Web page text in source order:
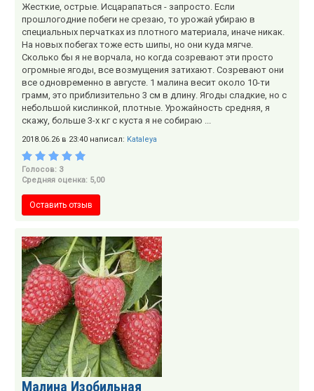
Жесткие, острые. Исцарапаться - запросто. Если
прошлогодние побеги не срезаю, то урожай убираю в
специальных перчатках из плотного материала, иначе никак.
На новых побегах тоже есть шипы, но они куда мягче.
Сколько бы я не ворчала, но когда созревают эти просто
огромные ягоды, все возмущения затихают. Созревают они
все одновременно в августе. 1 малина весит около 10-ти
грамм, это приблизительно 3 см в длину. Ягоды сладкие, но с
небольшой кислинкой, плотные. Урожайность средняя, я
скажу, больше 3-х кг с куста я не собираю ...
2018.06.26 в 23:40 написал: Kataleya
Голосов: 3
Средняя оценка: 5,00
Оставить отзыв
Малина Изобильная